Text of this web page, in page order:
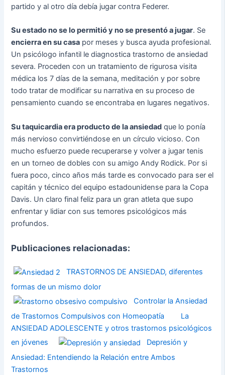
partido y al otro día debía jugar contra Federer.
Su estado no se lo permitió y no se presentó a jugar. Se
encierra en su casa por meses y busca ayuda profesional.
Un psicólogo infantil le diagnostica trastorno de ansiedad
severa. Proceden con un tratamiento de rigurosa visita
médica los 7 días de la semana, meditación y por sobre
todo tratar de modificar su narrativa en su proceso de
pensamiento cuando se encontraba en lugares negativos.
Su taquicardia era producto de la ansiedad que lo ponía
más nervioso convirtiéndose en un círculo vicioso. Con
mucho esfuerzo puede recuperarse y volver a jugar tenis
en un torneo de dobles con su amigo Andy Rodick. Por si
fuera poco, cinco años más tarde es convocado para ser el
capitán y técnico del equipo estadounidense para la Copa
Davis. Un claro final feliz para un gran atleta que supo
enfrentar y lidiar con sus temores psicológicos más
profundos.
Publicaciones relacionadas:
TRASTORNOS DE ANSIEDAD, diferentes
formas de un mismo dolor
Controlar la Ansiedad
de Trastornos Compulsivos con Homeopatía
La
ANSIEDAD ADOLESCENTE y otros trastornos psicológicos
en jóvenes
Depresión y
Ansiedad: Entendiendo la Relación entre Ambos
Trastornos